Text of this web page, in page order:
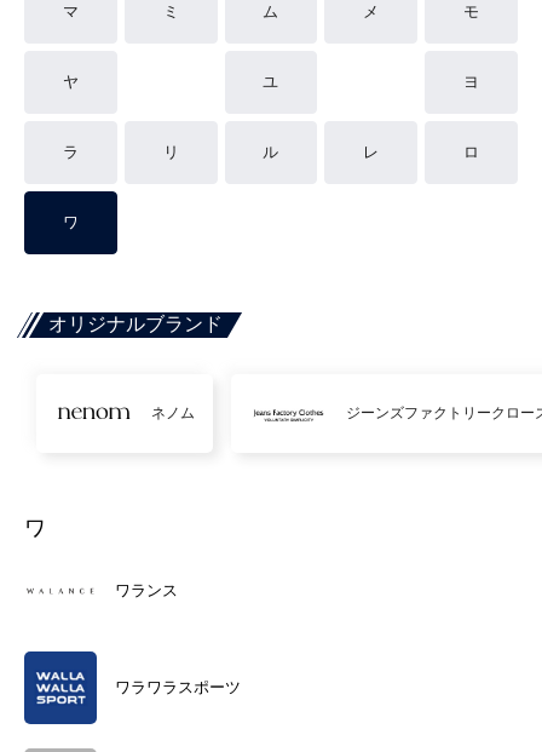
マ ミ ム メ モ
ヤ ユ ヨ
ラ リ ル レ ロ
ワ
オリジナルブランド
ネノム ジーンズファクトリークロー
ワ
ワランス
ワラワラスポーツ